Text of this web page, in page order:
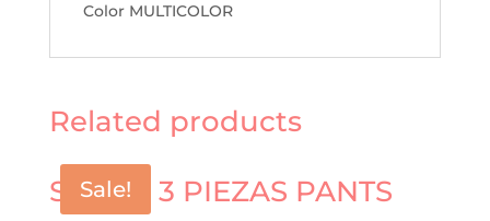
Color MULTICOLOR
Related products
Sale!
SET DE 3 PIEZAS PANTS